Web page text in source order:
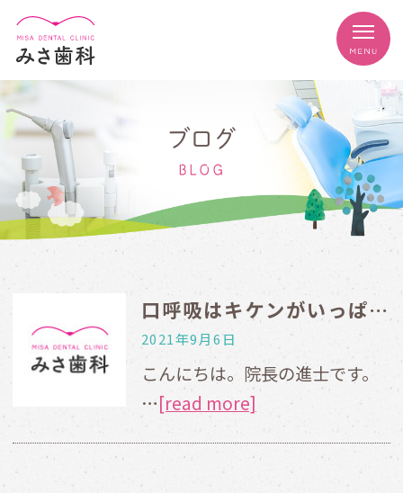
ブログ
BLOG
口呼吸はキケンがいっぱい！
2021年9月6日
こんにちは。院長の進士です。
…[read more]